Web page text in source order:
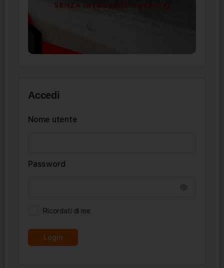
Accedi
Nome utente
Password
Ricordati di me